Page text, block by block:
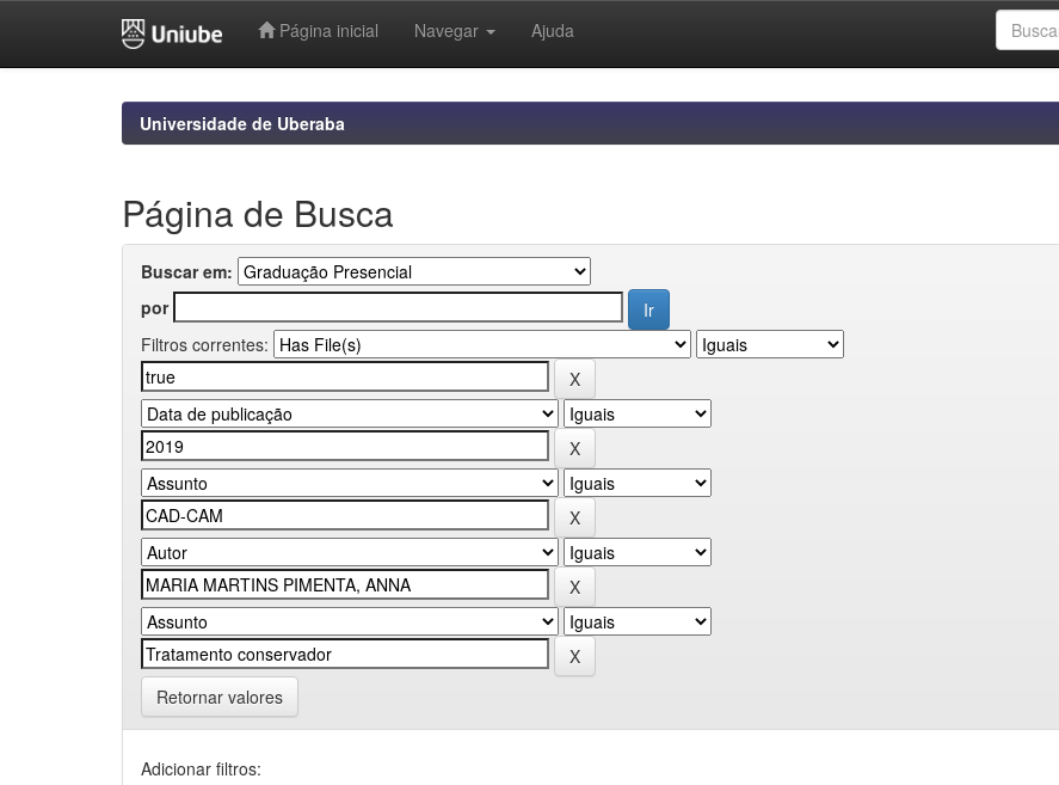
Página inicial Navegar Ajuda
Universidade de Uberaba
Página de Busca
Buscar em:
por
Filtros correntes:
Retornar valores
Adicionar filtros: